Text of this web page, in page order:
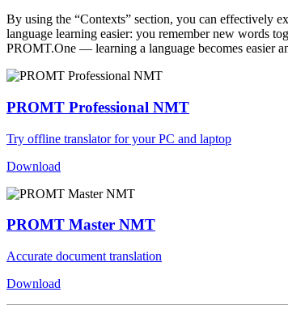
By using the “Contexts” section, you can effectively
language learning easier: you remember new words
PROMT.One — learning a language becomes easier
PROMT Professional NMT
Try offline translator for your PC and laptop
Download
PROMT Master NMT
Accurate document translation
Download